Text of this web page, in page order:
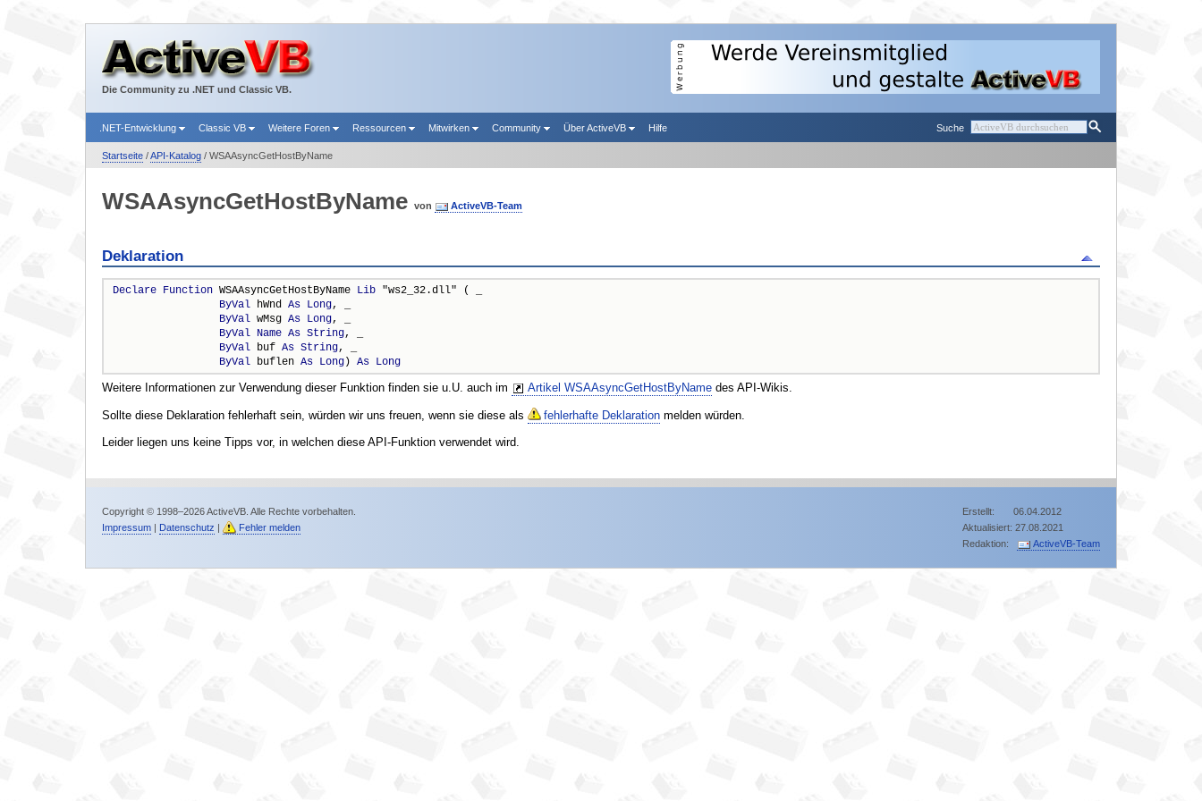
Die Community zu .NET und Classic VB.
Suche
.NET-Entwicklung Classic VB Weitere Foren Ressourcen Mitwirken Community Über ActiveVB Hilfe
Startseite/API-Katalog/ WSAAsyncGetHostByName
WSAAsyncGetHostByName von ActiveVB-Team
Deklaration
Declare Function WSAAsyncGetHostByName Lib "ws2_32.dll" ( _
ByVal hWnd As Long, _
ByVal wMsg As Long, _
ByVal Name As String, _
ByVal buf As String, _
ByVal buflen As Long) As Long
Weitere Informationen zur Verwendung dieser Funktion finden sie u.U. auch im Artikel WSAAsyncGetHostByNamedes API-Wikis.
Sollte diese Deklaration fehlerhaft sein, würden wir uns freuen, wenn sie diese als fehlerhafte Deklarationmelden würden.
Leider liegen uns keine Tipps vor, in welchen diese API-Funktion verwendet wird.
Erstellt: 06.04.2012
Aktualisiert: 27.08.2021
Redaktion:
ActiveVB-Team
Copyright © 1998–2026 ActiveVB. Alle Rechte vorbehalten.
Impressum| Datenschutz Fehler melden